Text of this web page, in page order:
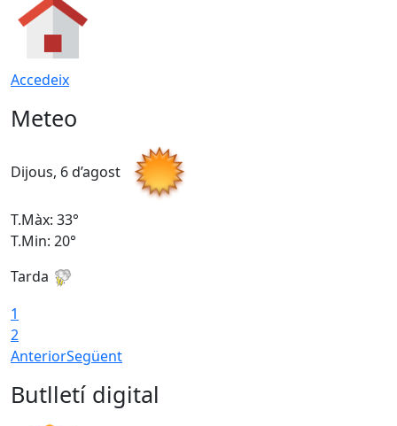
Accedeix
Meteo
Dijous, 6 d’agost
T.Màx: 33°
T.Min: 20°
Tarda
1
2
AnteriorSegüent
Butlletí digital